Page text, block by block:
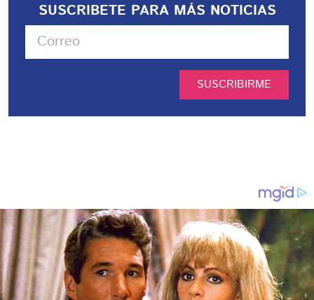
SUSCRIBETE PARA MÁS NOTICIAS
SUSCRIBIRME